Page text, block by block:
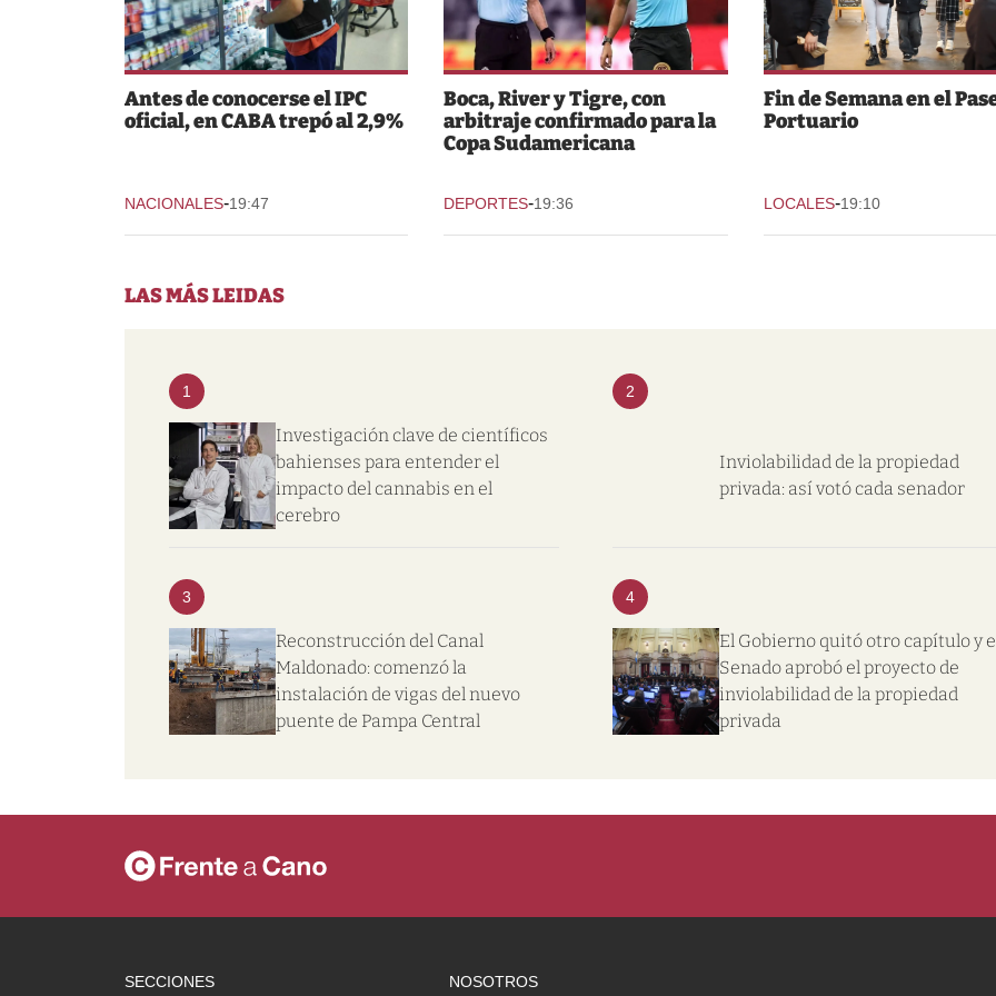
Antes de conocerse el IPC
oficial, en CABA trepó al 2,9%
NACIONALES-19:47
Boca, River y Tigre, con
arbitraje confirmado para la
Copa Sudamericana
DEPORTES-19:36
Fin de Semana en el
Portuario
LOCALES-19:10
LAS MÁS LEIDAS
1
Investigación clave de científicos
bahienses para entender el
impacto del cannabis en el
cerebro
2
Inviolabilidad de la propiedad
privada: así votó cada senador
3
Reconstrucción del Canal
Maldonado: comenzó la
instalación de vigas del nuevo
puente de Pampa Central
4
El Gobierno quitó otro capítulo y
Senado aprobó el proyecto de
inviolabilidad de la propiedad
privada
SECCIONES NOSOTROS